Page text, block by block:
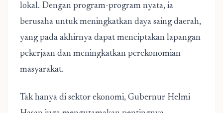
lokal. Dengan program-program nyata, ia
berusaha untuk meningkatkan daya saing daerah,
yang pada akhirnya dapat menciptakan lapangan
pekerjaan dan meningkatkan perekonomian
masyarakat.
Tak hanya di sektor ekonomi, Gubernur Helmi